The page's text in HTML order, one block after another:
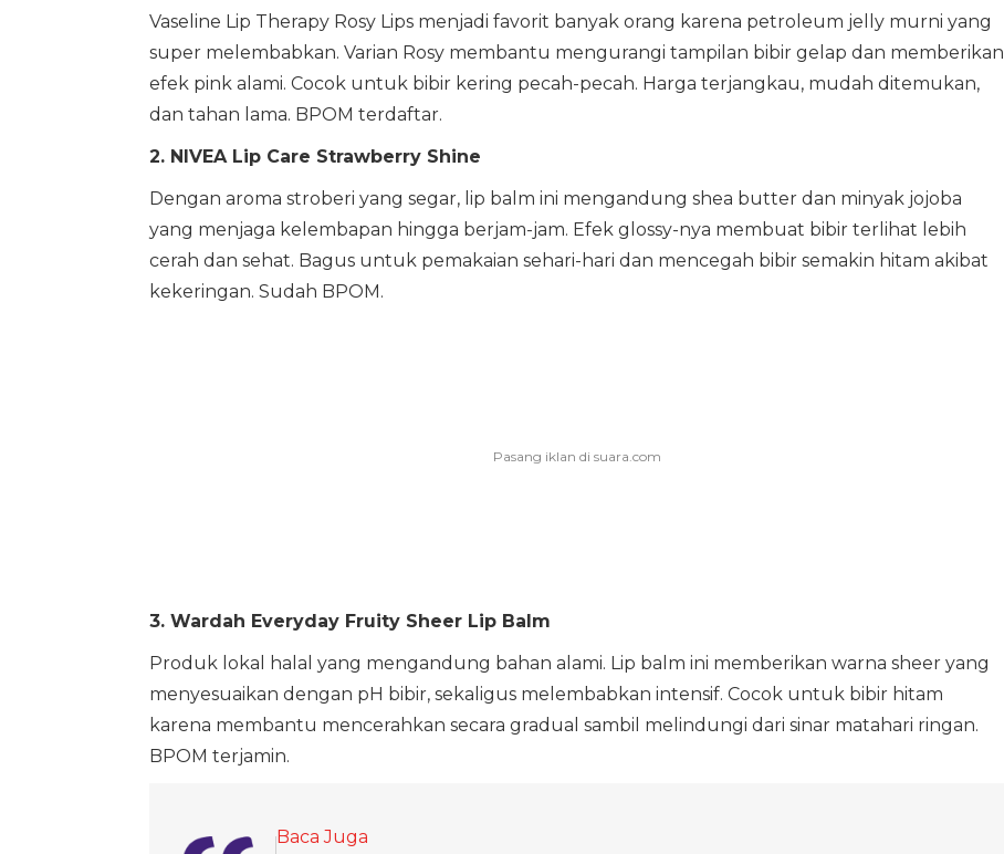
Vaseline Lip Therapy Rosy Lips menjadi favorit banyak orang karena petroleum jelly murni yang
super melembabkan. Varian Rosy membantu mengurangi tampilan bibir gelap dan memberikan
efek pink alami. Cocok untuk bibir kering pecah-pecah. Harga terjangkau, mudah ditemukan,
dan tahan lama. BPOM terdaftar.
2. NIVEA Lip Care Strawberry Shine
Dengan aroma stroberi yang segar, lip balm ini mengandung shea butter dan minyak jojoba
yang menjaga kelembapan hingga berjam-jam. Efek glossy-nya membuat bibir terlihat lebih
cerah dan sehat. Bagus untuk pemakaian sehari-hari dan mencegah bibir semakin hitam akibat
kekeringan. Sudah BPOM.
3. Wardah Everyday Fruity Sheer Lip Balm
Produk lokal halal yang mengandung bahan alami. Lip balm ini memberikan warna sheer yang
menyesuaikan dengan pH bibir, sekaligus melembabkan intensif. Cocok untuk bibir hitam
karena membantu mencerahkan secara gradual sambil melindungi dari sinar matahari ringan.
BPOM terjamin.
Baca Juga